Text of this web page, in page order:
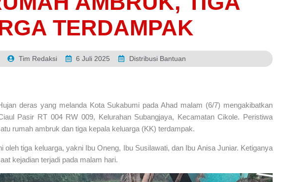
TERDAMPAK
Tim Redaksi 6 Juli 2025 Distribusi Bantuan
deras yang melanda Kota Sukabumi pada Ahad malam (6/7) mengakibatkan
Pasir RT 004 RW 009, Kelurahan Subangjaya, Kecamatan Cikole. Peristiwa
rumah ambruk dan tiga kepala keluarga (KK) terdampak.
oleh tiga keluarga, yakni Ibu Oneng, Ibu Susilawati, dan Ibu Anisa Juniar. Ketiganya
kejadian terjadi pada malam hari.